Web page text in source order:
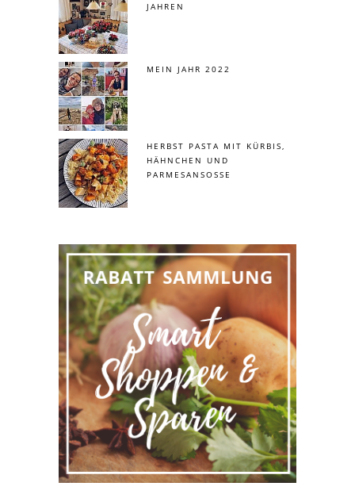
JAHREN
MEIN JAHR 2022
HERBST PASTA MIT KÜRBIS,
HÄHNCHEN UND
PARMESANSOSSE